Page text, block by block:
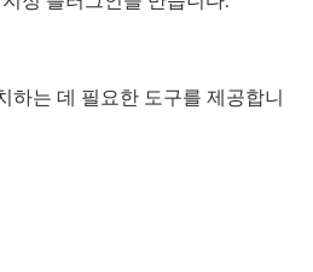
는 데 필요한 도구를 제공합니